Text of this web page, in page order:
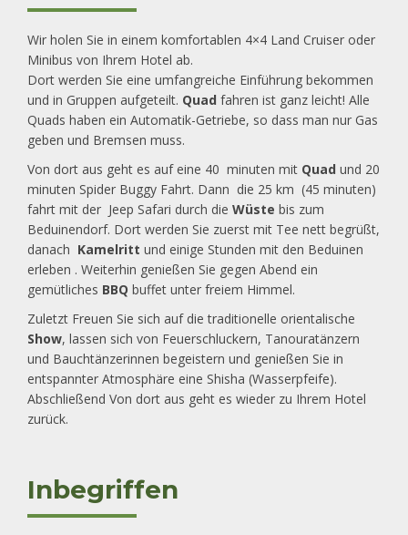
Wir holen Sie in einem komfortablen 4×4 Land Cruiser oder
Minibus von Ihrem Hotel ab.
Dort werden Sie eine umfangreiche Einführung bekommen
und in Gruppen aufgeteilt. Quad fahren ist ganz leicht! Alle
Quads haben ein Automatik-Getriebe, so dass man nur Gas
geben und Bremsen muss.
Von dort aus geht es auf eine 40 minuten mit Quad und 20
minuten Spider Buggy Fahrt. Dann die 25 km (45 minuten)
fahrt mit der Jeep Safari durch die Wüste bis zum
Beduinendorf. Dort werden Sie zuerst mit Tee nett begrüßt,
danach Kamelritt und einige Stunden mit den Beduinen
erleben . Weiterhin genießen Sie gegen Abend ein
gemütliches BBQ buffet unter freiem Himmel.
Zuletzt Freuen Sie sich auf die traditionelle orientalische
Show, lassen sich von Feuerschluckern, Tanouratänzern
und Bauchtänzerinnen begeistern und genießen Sie in
entspannter Atmosphäre eine Shisha (Wasserpfeife).
Abschließend Von dort aus geht es wieder zu Ihrem Hotel
zurück.
Inbegriffen